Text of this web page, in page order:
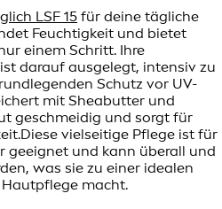
LSF 15 für deine tägliche
Feuchtigkeit und bietet
einem Schritt. Ihre
darauf ausgelegt, intensiv zu
Schutz vor UV-
mit Sheabutter und
geschmeidig und sorgt für
vielseitige Pflege ist für
geeignet und kann überall und
was sie zu einer idealen
macht.